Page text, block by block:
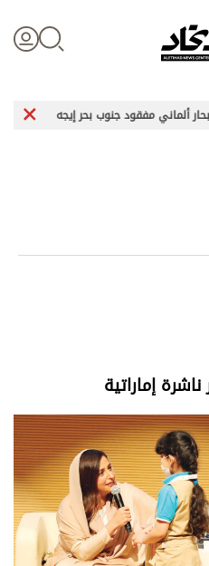
بحر إيجه زيلينسكي في
إماراتية